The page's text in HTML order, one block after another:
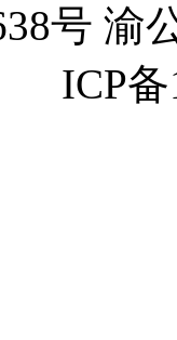
号 渝
ICP